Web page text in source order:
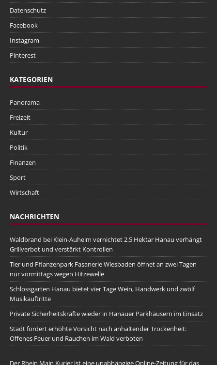
Datenschutz
Facebook
Instagram
Pinterest
KATEGORIEN
Panorama
Freizeit
Kultur
Politik
Finanzen
Sport
Wirtschaft
NACHRICHTEN
Waldbrand bei Klein-Auheim vernichtet 2,5 Hektar Hanau verhängt
Grillverbot und verstärkt Kontrollen
Tier und Pflanzenpark Fasanerie Wiesbaden öffnet an zwei Tagen
nur vormittags wegen Hitzewelle
Schlossgarten Hanau bietet vier Tage Wein, Handwerk und zwölf
Musikauftritte
Private Sicherheitskräfte wieder in Hanauer Parkhäusern im Einsatz
Stadt fordert erhöhte Vorsicht nach anhaltender Trockenheit:
Offenes Feuer und Rauchen im Wald verboten
Der Rhein Main Kurier ist eine unabhängige Online-Zeitung für das